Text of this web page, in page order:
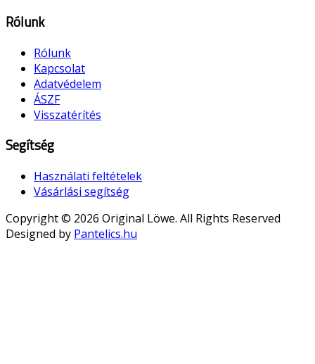
Rólunk
Rólunk
Kapcsolat
Adatvédelem
ÁSZF
Visszatérítés
Segítség
Használati feltételek
Vásárlási segítség
Copyright © 2026 Original Löwe. All Rights Reserved
Designed by Pantelics.hu